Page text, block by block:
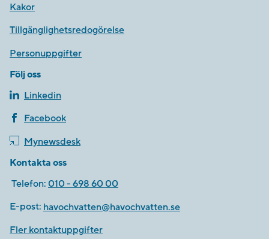
Kakor
Tillgänglighetsredogörelse
Personuppgifter
Följ oss
Linkedin
Facebook
Mynewsdesk
Kontakta oss
Telefon: 010 - 698 60 00
E-post: havochvatten@havochvatten.se
Fler kontaktuppgifter